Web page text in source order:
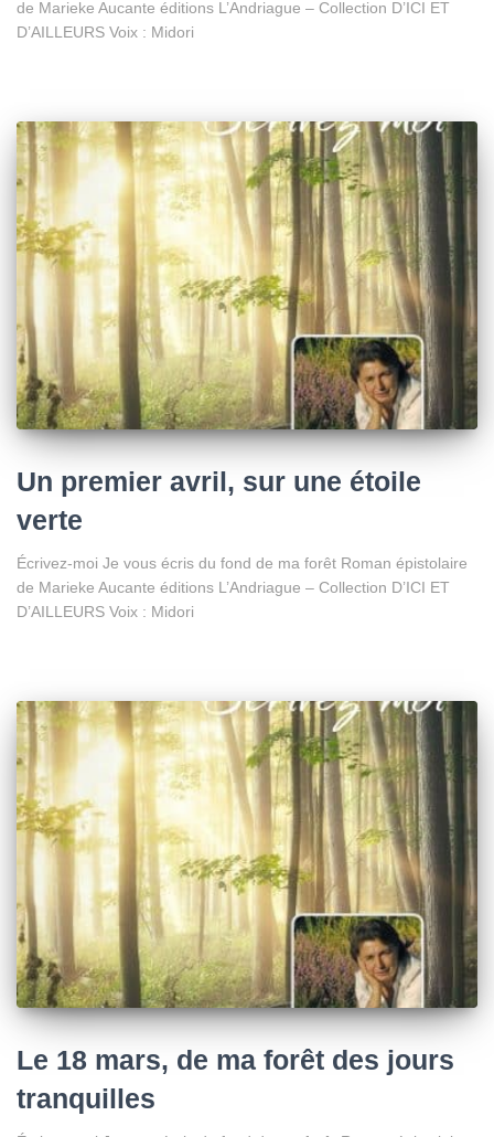
de Marieke Aucante éditions L’Andriague – Collection D’ICI ET
D’AILLEURS Voix : Midori
Un premier avril, sur une étoile
verte
Écrivez-moi Je vous écris du fond de ma forêt Roman épistolaire
de Marieke Aucante éditions L’Andriague – Collection D’ICI ET
D’AILLEURS Voix : Midori
Le 18 mars, de ma forêt des jours
tranquilles